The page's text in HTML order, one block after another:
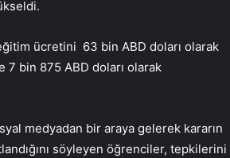
ücretini 63 bin ABD doları olarak
bin 875 ABD doları olarak
medyadan bir araya gelerek kararın
söyleyen öğrenciler, tepkilerini